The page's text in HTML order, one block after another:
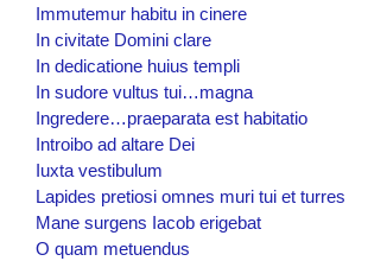
Immutemur habitu in cinere
In civitate Domini clare
In dedicatione huius templi
In sudore vultus tui…magna
Ingredere…praeparata est habitatio
Introibo ad altare Dei
Iuxta vestibulum
Lapides pretiosi omnes muri tui et turres
Mane surgens Iacob erigebat
O quam metuendus